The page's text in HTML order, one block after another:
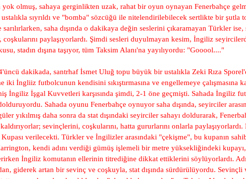
yok olmuş, sahaya gerginlikten uzak, rahat bir oyun oynayan Fenerbahçe
sıyrıldı ve "bomba" sözcüğü ile nitelendirilebilecek sertlikte bir
saha dışında o dakikaya değin seslerini çıkaramayan Türkler ise,
paylaşıyorlardı. Şimdi sesleri duyulmayan kesim, İngiliz
stadın dışına taşıyor, tüm Taksim Alanı'na yayılıyordu: "Gooool...."
dakikada, santrhaf İsmet Uluğ topu büyük bir ustalıkla Zeki Rıza
iki İngliiz futbolcunun kendisini sıkıştırmasına ve engellemeye
İngiliz İşgal Kuvvetleri karşısında şimdi, 2-1 öne geçmişti. Sahada İngiliz
Sahada oyunu Fenerbahçe oynuyor saha dışında, seyirciler
yıkılmış daha sonra da stat dışındaki seyirciler sahayı doldurarak,
sevinçlerini, coşkularını, hatta gururlarını onlarla
verilecekti. Türkler ve İngilizler arasındaki "çekişme", bu kupanın
kendi adını verdiği gümüş işlemeli bir metre yüksekliğindeki
İngiliz komutanın ellerinin titrediğine dikkat ettiklerini söylüyorlardı.
giderek artan bir sevinç ve coşkuyla, stat dışında sürdürülüyordu. Sevinçli